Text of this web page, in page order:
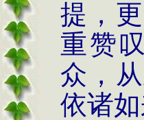
提，
重赞
众，
依诸